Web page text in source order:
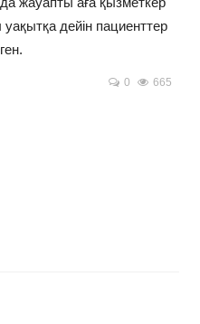
дейін пациенттер
0 665